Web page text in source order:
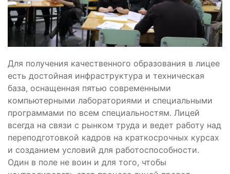
Для получения качественного образования в лицее
есть достойная инфраструктура и техническая
база, оснащенная пятью современными
компьютерными лабораториями и специальными
программами по всем специальностям. Лицей
всегда на связи с рынком труда и ведет работу над
переподготовкой кадров на краткосрочных курсах
и созданием условий для работоспособности.
Один в поле не воин и для того, чтобы